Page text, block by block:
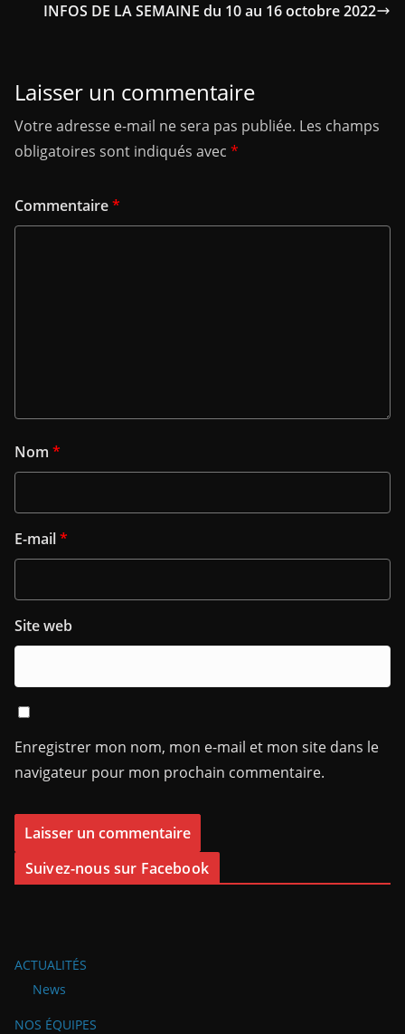
INFOS DE LA SEMAINE du 10 au 16 octobre 2022
Laisser un commentaire
Votre adresse e-mail ne sera pas publiée. Les champs
obligatoires sont indiqués avec *
Commentaire*
Nom *
E-mail*
Site web
Enregistrer mon nom, mon e-mail et mon site dans le
navigateur pour mon prochain commentaire.
Suivez-nous sur Facebook
ACTUALITÉS
News
NOS ÉQUIPES